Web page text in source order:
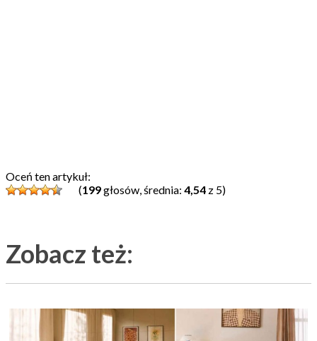
Oceń ten artykuł:
(199głosów, średnia: 4,54 z 5)
Zobacz też: